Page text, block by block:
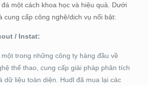
một cách khoa học và hiệu quả. Dưới
cung cấp công nghệ/dịch vụ nổi bật:
/ Instat:
một trong những công ty hàng đầu về
thể thao, cung cấp giải pháp phân tích
dữ liệu toàn diện. Hudl đã mua lại các